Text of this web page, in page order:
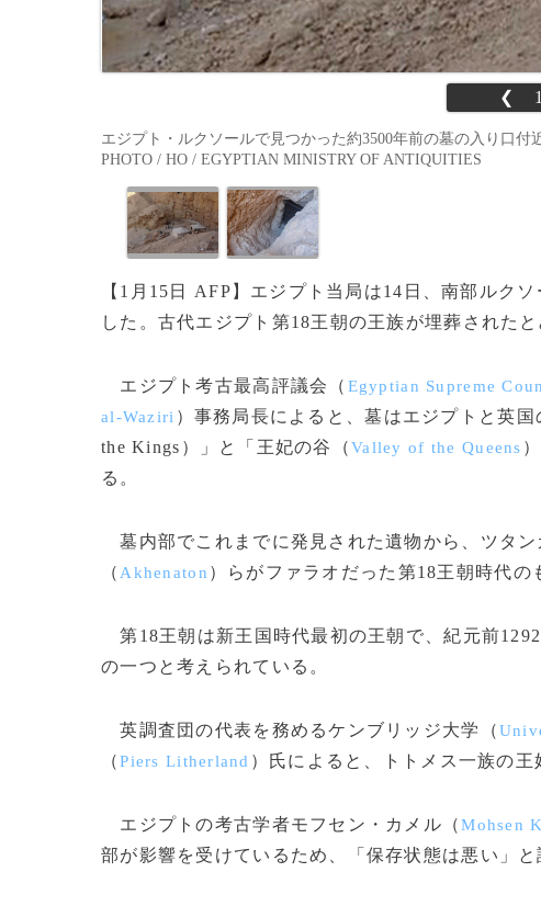
❮
エジプト・ルクソールで見つかった約3500年前の墓の入り口
PHOTO / HO / EGYPTIAN MINISTRY OF ANTIQUITIES
【1月15日 AFP】エジプト当局は14日、南部ルク
した。古代エジプト第18王朝の王族が埋葬されたと
エジプト考古最高評議会（ Egyptian Supreme
al-Waziri ）事務局長によると、墓はエジプトと英
the Kings）」と「王妃の谷（Valley of the Queens
る。
墓内部でこれまでに発見された遺物から、ツタン
（ Akhenaton ）らがファラオだった第18王朝時代の
第18王朝は新王国時代最初の王朝で、紀元前
の一つと考えられている。
英調査団の代表を務めるケンブリッジ大学（
（Piers Litherland ）氏によると、トトメス一族の王
エジプトの考古学者モフセン・カメル（Mohsen
部が影響を受けているため、「保存状態は悪い」